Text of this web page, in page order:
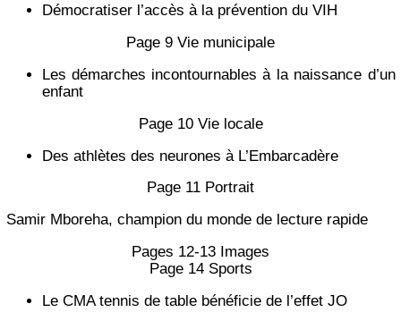
Démocratiser l’accès à la prévention du VIH
Page 9 Vie municipale
Les démarches incontournables à la naissance d’un
enfant
Page 10 Vie locale
Des athlètes des neurones à L’Embarcadère
Page 11 Portrait
Samir Mboreha, champion du monde de lecture rapide
Pages 12-13 Images
Page 14 Sports
Le CMA tennis de table bénéficie de l’effet JO